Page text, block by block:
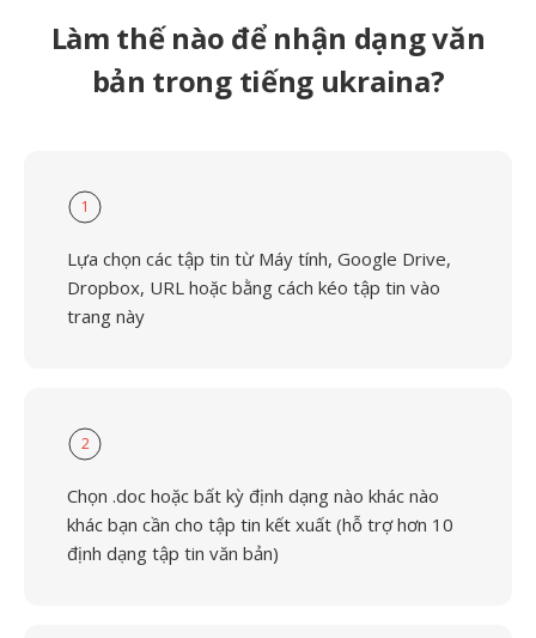
Làm thế nào để nhận dạng văn
bản trong tiếng ukraina?
1
Lựa chọn các tập tin từ Máy tính, Google Drive,
Dropbox, URL hoặc bằng cách kéo tập tin vào
trang này
2
Chọn .doc hoặc bất kỳ định dạng nào khác nào
khác bạn cần cho tập tin kết xuất (hỗ trợ hơn 10
định dạng tập tin văn bản)